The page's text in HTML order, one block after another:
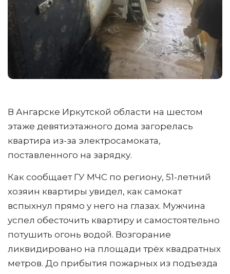
В Ангарске Иркутской области на шестом
этаже девятиэтажного дома загорелась
квартира из-за электросамоката,
поставленного на зарядку.
Как сообщает ГУ МЧС по региону, 51-летний
хозяин квартиры увидел, как самокат
вспыхнул прямо у него на глазах. Мужчина
успел обесточить квартиру и самостоятельно
потушить огонь водой. Возгорание
ликвидировано на площади трёх квадратных
метров. До прибытия пожарных из подъезда